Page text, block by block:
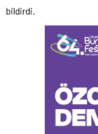
bildirdi.